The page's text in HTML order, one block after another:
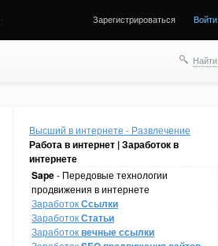
Зарегистрироваться Войти
Найти
Высший в интернете - Развлечение
Работа в интернет | Заработок в
интернете
Sape- Передовые технологии
продвижения в интернете
ЗаработокСсылки
ЗаработокСтатьи
Заработоквечные ссылки